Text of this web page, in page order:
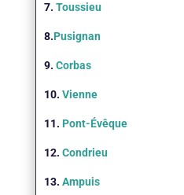
7. Toussieu
8.Pusignan
9. Corbas
10. Vienne
11. Pont-Évêque
12. Condrieu
13. Ampuis